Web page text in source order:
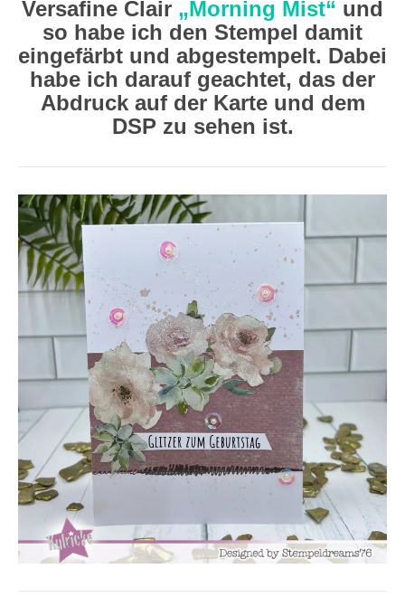
Versafine Clair „Morning Mist“ und
so habe ich den Stempel damit
eingefärbt und abgestempelt. Dabei
habe ich darauf geachtet, das der
Abdruck auf der Karte und dem
DSP zu sehen ist.